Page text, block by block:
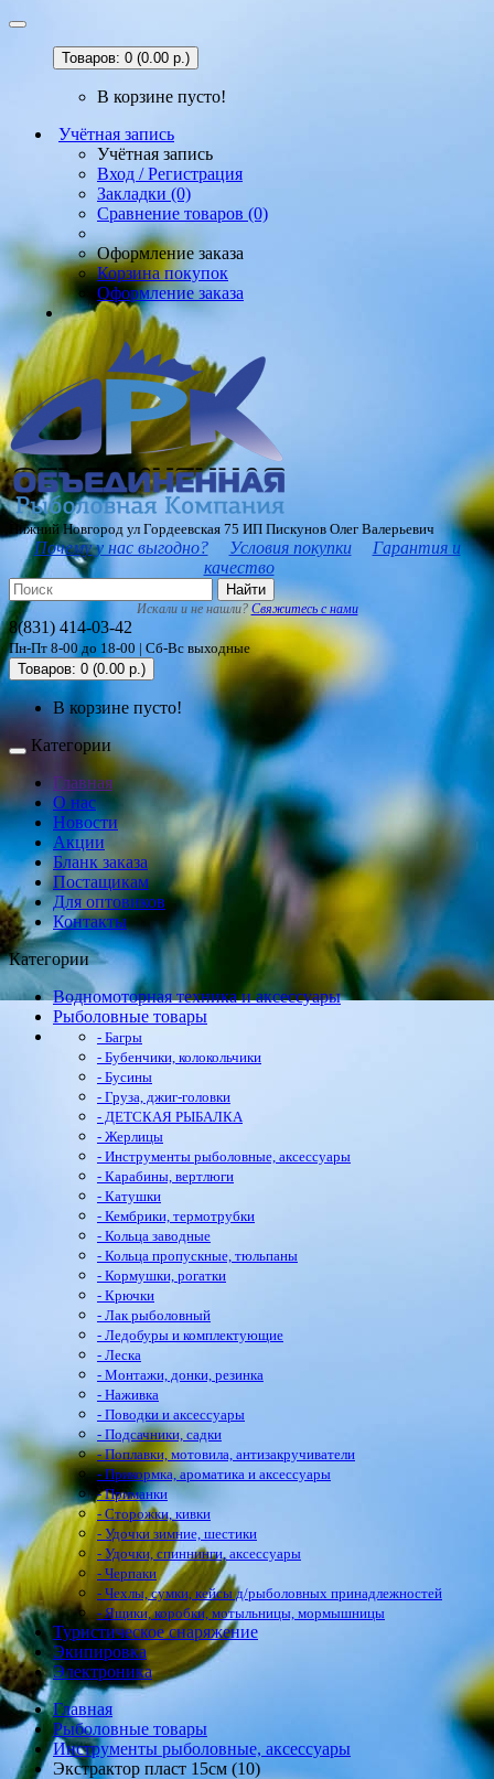
Товаров: 0 (0.00 р.)
В корзине пусто!
Учётная запись
Учётная запись
Вход / Регистрация
Закладки (0)
Сравнение товаров (0)
Оформление заказа
Корзина покупок
Оформление заказа
Нижний Новгород ул Гордеевская 75 ИП Пискунов Олег Валерьевич
Почему у нас выгодно? Условия покупки
Гарантия и
качество
Найти
Искали и не нашли?Свяжитесь с нами
8(831) 414-03-42
Пн-Пт 8-00 до 18-00 | Сб-Вс выходные
Товаров: 0 (0.00 р.)
В корзине пусто!
Категории
Главная
О нас
Новости
Акции
Бланк заказа
Постащикам
Для оптовиков
Контакты
Категории
Водномоторная техника и аксессуары
Рыболовные товары
- Багры
- Бубенчики, колокольчики
- Бусины
- Груза, джиг-головки
- ДЕТСКАЯ РЫБАЛКА
- Жерлицы
- Инструменты рыболовные, аксессуары
- Карабины, вертлюги
- Катушки
- Кембрики, термотрубки
- Кольца заводные
- Кольца пропускные, тюльпаны
- Кормушки, рогатки
- Крючки
- Лак рыболовный
- Ледобуры и комплектующие
- Леска
- Монтажи, донки, резинка
- Наживка
- Поводки и аксессуары
- Подсачники, садки
- Поплавки, мотовила, антизакручиватели
- Прикормка, ароматика и аксессуары
- Приманки
- Сторожки, кивки
- Удочки зимние, шестики
- Удочки, спиннинги, аксессуары
- Черпаки
- Чехлы, сумки, кейсы д/рыболовных принадлежностей
- Ящики, коробки, мотыльницы, мормышницы
Туристическое снаряжение
Экипировка
Электроника
Главная
Рыболовные товары
Инструменты рыболовные, аксессуары
Экстрактор пласт 15см (10)